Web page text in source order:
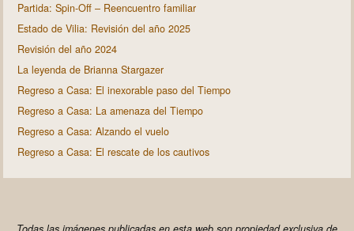
Partida: Spin-Off – Reencuentro familiar
Estado de Vilia: Revisión del año 2025
Revisión del año 2024
La leyenda de Brianna Stargazer
Regreso a Casa: El inexorable paso del Tiempo
Regreso a Casa: La amenaza del Tiempo
Regreso a Casa: Alzando el vuelo
Regreso a Casa: El rescate de los cautivos